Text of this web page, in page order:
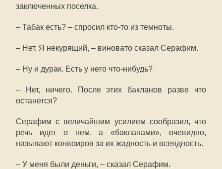
заключенных поселка.
– Табак есть? – спросил кто-то из темноты.
– Нет. Я некурящий, – виновато сказал Серафим.
– Ну и дурак. Есть у него что-нибудь?
– Нет, ничего. После этих бакланов разве что
останется?
Серафим с величайшим усилием сообразил, что
речь идет о нем, а «бакланами», очевидно,
называют конвоиров за их жадность и всеядность.
– У меня были деньги, – сказал Серафим.